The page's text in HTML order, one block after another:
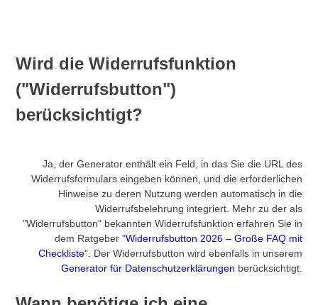
Wird die Widerrufsfunktion
("Widerrufsbutton")
berücksichtigt?
Ja, der Generator enthält ein Feld, in das Sie die URL des
Widerrufsformulars eingeben können, und die erforderlichen
Hinweise zu deren Nutzung werden automatisch in die
Widerrufsbelehrung integriert. Mehr zu der als
"Widerrufsbutton" bekannten Widerrufsfunktion erfahren Sie in
dem Ratgeber "Widerrufsbutton 2026 – Große FAQ mit
Checkliste". Der Widerrufsbutton wird ebenfalls in unserem
Generator für Datenschutzerklärungen berücksichtigt.